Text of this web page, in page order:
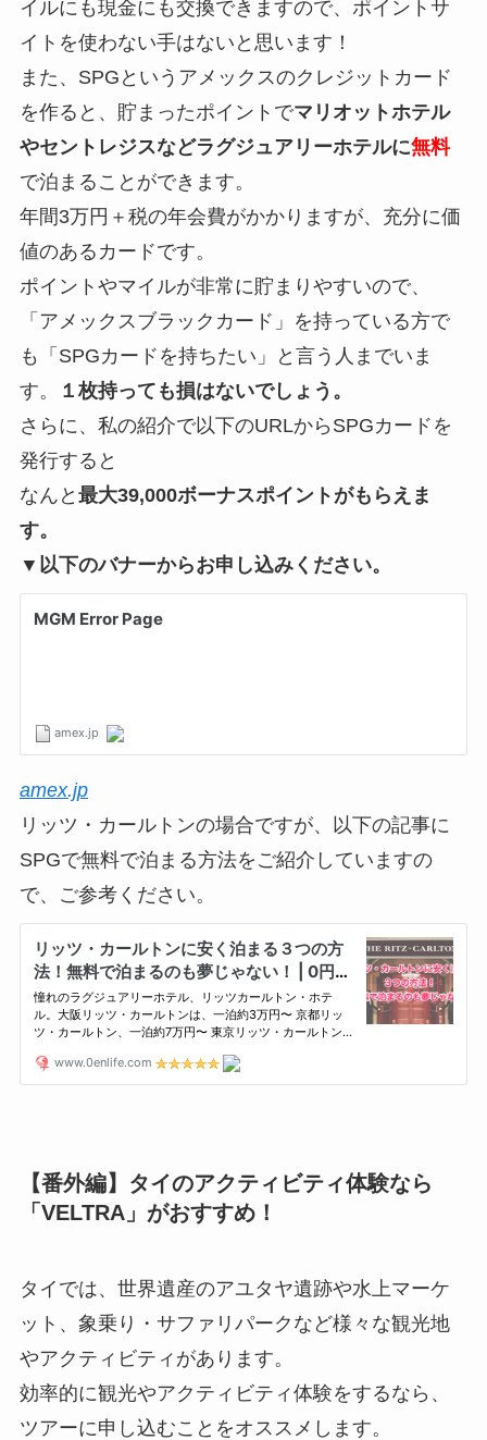
イルにも現金にも交換できますので、ポイントサ
イトを使わない手はないと思います！
また、SPGというアメックスのクレジットカード
を作ると、貯まったポイントでマリオットホテル
やセントレジスなどラグジュアリーホテルに無料
で泊まることができます。
年間3万円＋税の年会費がかかりますが、充分に価
値のあるカードです。
ポイントやマイルが非常に貯まりやすいので、
「アメックスブラックカード」を持っている方で
も「SPGカードを持ちたい」と言う人までいま
す。
１枚持っても損はないでしょう。
さらに、私の紹介で以下のURLからSPGカードを
発行すると
なんと 最大39,000ボーナスポイントがもらえま
す。
▼以下のバナーからお申し込みください。
amex.jp
リッツ・カールトンの場合ですが、以下の記事に
SPGで無料で泊まる方法をご紹介していますの
で、ご参考ください。
【番外編】タイのアクティビティ体験なら
「VELTRA」がおすすめ！
タイでは、世界遺産のアユタヤ遺跡や水上マーケ
ット、象乗り・サファリパークなど様々な観光地
やアクティビティがあります。
効率的に観光やアクティビティ体験をするなら、
ツアーに申し込むことをオススメします。